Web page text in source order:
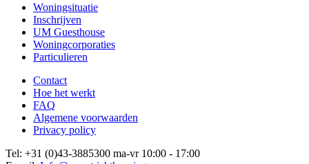
Woningsituatie
Inschrijven
UM Guesthouse
Woningcorporaties
Particulieren
Contact
Hoe het werkt
FAQ
Algemene voorwaarden
Privacy policy
Tel: +31 (0)43-3885300 ma-vr 10:00 - 17:00